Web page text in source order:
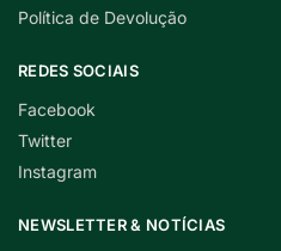
Política de Devolução
REDES SOCIAIS
Facebook
Twitter
Instagram
NEWSLETTER & NOTÍCIAS